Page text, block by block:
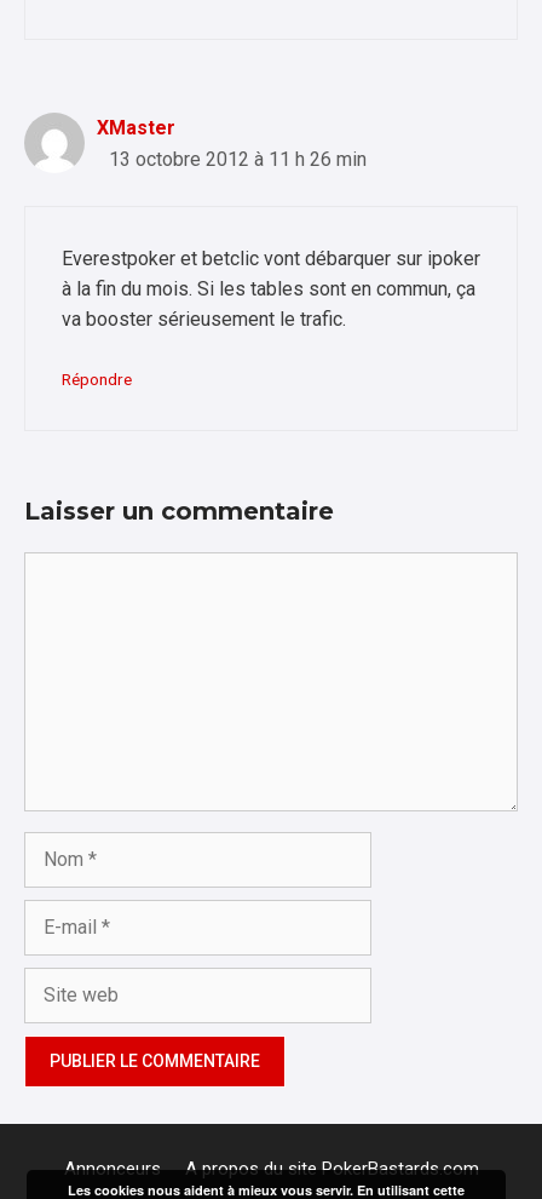
XMaster
13 octobre 2012 à 11 h 26 min
Everestpoker et betclic vont débarquer sur ipoker
à la fin du mois. Si les tables sont en commun, ça
va booster sérieusement le trafic.
Répondre
Laisser un commentaire
Annonceurs
A propos du site PokerBastards.com
Les cookies nous aident à mieux vous servir. En utilisant cette